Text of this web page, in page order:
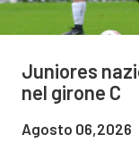
Juniores
nel girone C
Agosto 06,2026